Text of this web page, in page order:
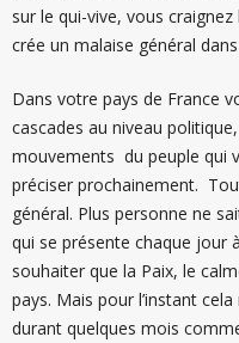
sur le qui-vive, vous
crée un malaise général
Dans votre pays de France
cascades au niveau
mouvements du peuple qui
préciser prochainement.
général. Plus personne ne
qui se présente chaque jour
souhaiter que la Paix, le
pays. Mais pour l’instant
durant quelques mois